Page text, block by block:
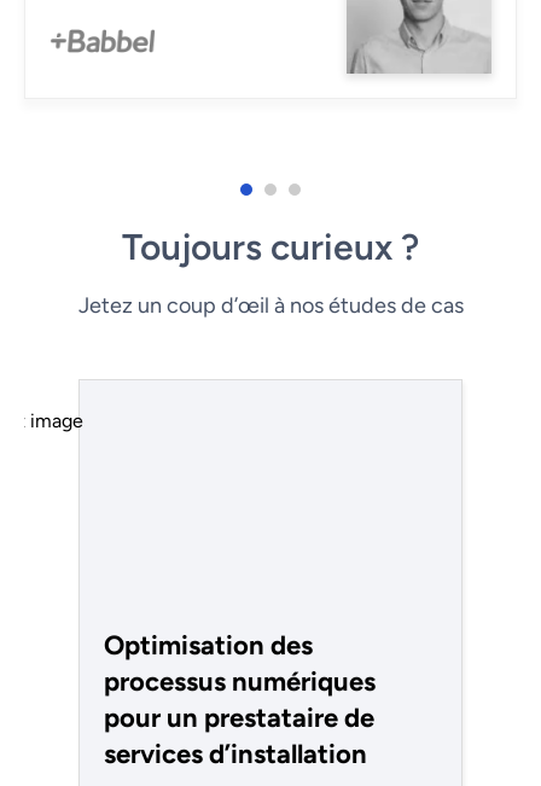
Toujours curieux ?
Jetez un coup d’œil à nos études de cas
Optimisation des
processus numériques
pour un prestataire de
services d’installation